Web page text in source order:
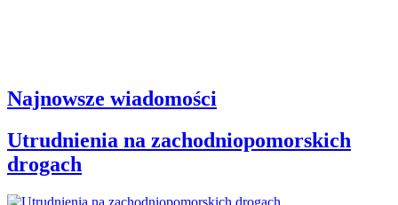
Najnowsze wiadomości
Utrudnienia na zachodniopomorskich
drogach